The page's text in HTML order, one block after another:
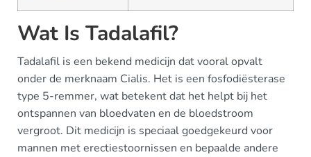
Wat Is Tadalafil?
Tadalafil is een bekend medicijn dat vooral opvalt
onder de merknaam Cialis. Het is een fosfodiësterase
type 5-remmer, wat betekent dat het helpt bij het
ontspannen van bloedvaten en de bloedstroom
vergroot. Dit medicijn is speciaal goedgekeurd voor
mannen met erectiestoornissen en bepaalde andere